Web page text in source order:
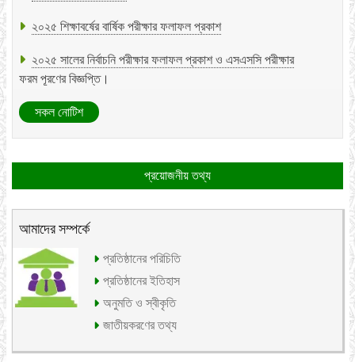
২০২৫ সালের নির্বাচনি পরীক্ষার ফলাফল প্রকাশ ও এসএসসি পরীক্ষার
নতুন কুঁড়ি রেজিস্ট্রেশন সম্পর্কিত (২০২৬-২০২৭)।
২০২৬ সালের এসএসসি পরীক্ষার ফলাফল প্রকাশ প্রসঙ্গে।
২০২৬ সালের এসএসসি পরীক্ষার ফলাফল প্রকাশ সংক্রান্ত প্রেস
বিজ্ঞপ্তি।
কারিগরি)।
সকল নোটিশ
প্রয়োজনীয় তথ্য
আমাদের সম্পর্কে
প্রতিষ্ঠানের পরিচিতি
প্রতিষ্ঠানের ইতিহাস
অনুমতি ও স্বীকৃতি
জাতীয়করণের তথ্য